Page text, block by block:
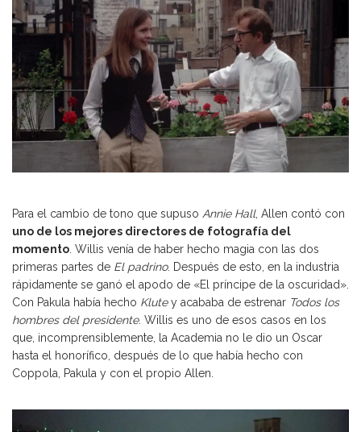
Para el cambio de tono que supuso Annie Hall, Allen contó con
uno de los mejores directores de fotografía del
momento . Willis venía de haber hecho magia con las dos
primeras partes de El padrino. Después de esto, en la industria
rápidamente se ganó el apodo de «El príncipe de la oscuridad».
Con Pakula había hecho Klutey acababa de estrenar Todos los
hombres del presidente. Willis es uno de esos casos en los
que, incomprensiblemente, la Academia no le dio un Oscar
hasta el honorífico, después de lo que había hecho con
Coppola, Pakula y con el propio Allen.